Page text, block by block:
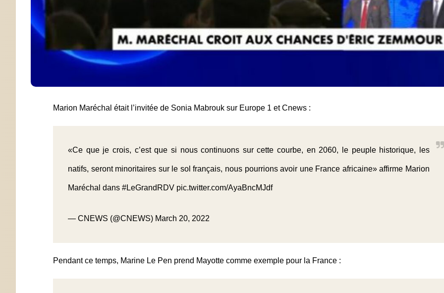
Marion Maréchal était l’invitée de Sonia Mabrouk sur Europe 1 et Cnews :
«Ce que je crois, c’est que si nous continuons sur cette courbe, en 2060, le peuple historique, les
natifs, seront minoritaires sur le sol français, nous pourrions avoir une France africaine» affirme Marion
Maréchal dans #LeGrandRDV pic.twitter.com/AyaBncMJdf
— CNEWS (@CNEWS) March 20, 2022
Pendant ce temps, Marine Le Pen prend Mayotte comme exemple pour la France :